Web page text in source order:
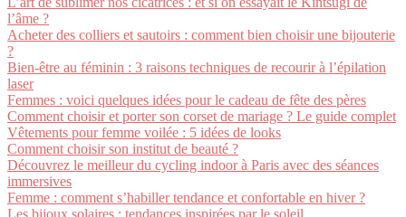
l’âme ?
Acheter des colliers et sautoirs : comment bien choisir une bijouterie
?
Bien-être au féminin : 3 raisons techniques de recourir à l’épilation
laser
Femmes : voici quelques idées pour le cadeau de fête des pères
Comment choisir et porter son corset de mariage ? Le guide complet
Vêtements pour femme voilée : 5 idées de looks
Comment choisir son institut de beauté ?
Découvrez le meilleur du cycling indoor à Paris avec des séances
immersives
Femme : comment s’habiller tendance et confortable en hiver ?
Les bijoux solaires : tendances inspirées par le soleil